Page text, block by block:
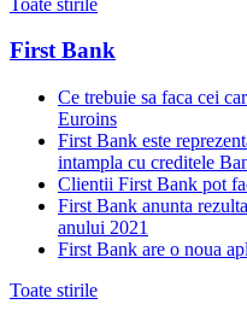
First Bank
Ce trebuie sa faca cei
Euroins
First Bank este
intampla cu creditele
Clientii First Bank pot
First Bank anunta
anului 2021
First Bank are o noua
Toate stirile